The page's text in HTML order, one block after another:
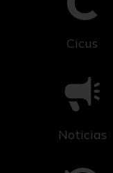
Cicus
Noticias